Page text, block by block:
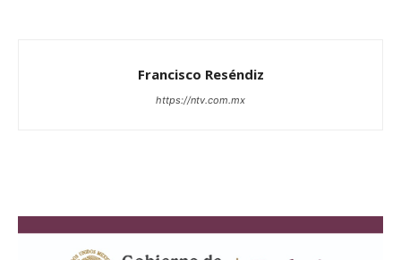
Francisco Reséndiz
https://ntv.com.mx